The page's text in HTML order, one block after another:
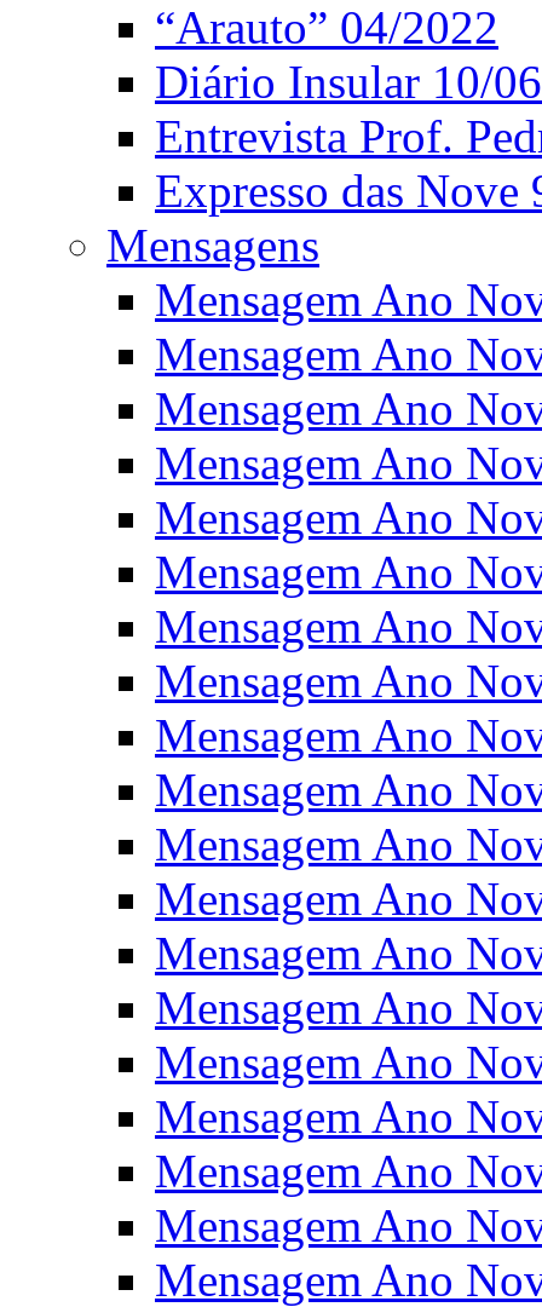
“Arauto” 04/2022
Diário Insular 10/
Entrevista Prof.
Expresso das Nove
Mensagens
Mensagem Ano
Mensagem Ano
Mensagem Ano
Mensagem Ano
Mensagem Ano
Mensagem Ano
Mensagem Ano
Mensagem Ano
Mensagem Ano
Mensagem Ano
Mensagem Ano
Mensagem Ano
Mensagem Ano
Mensagem Ano
Mensagem Ano
Mensagem Ano
Mensagem Ano
Mensagem Ano
Mensagem Ano